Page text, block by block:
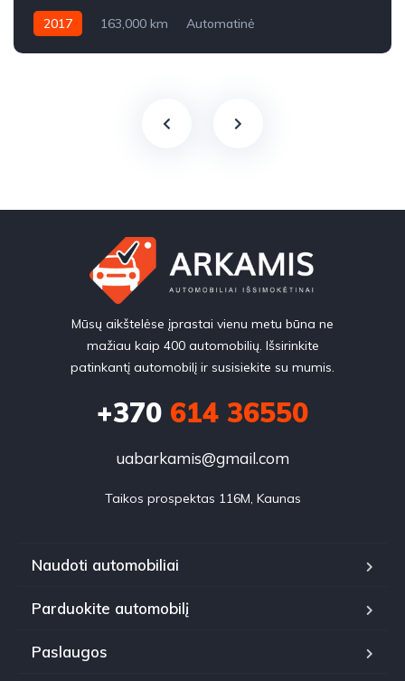
2017 163,000 km
Automatinė
Mūsų aikštelėse įprastai vienu metu būna ne
mažiau kaip 400 automobilių. Išsirinkite
patinkantį automobilį ir susisiekite su mumis.
+370 614 36550
uabarkamis@gmail.com
Taikos prospektas 116M, Kaunas
Naudoti automobiliai
Parduokite automobilį
Paslaugos